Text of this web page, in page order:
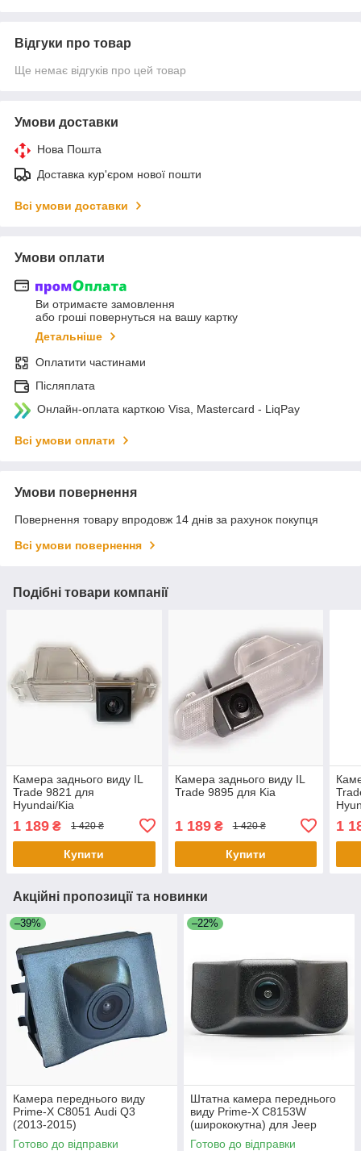
Відгуки про товар
Ще немає відгуків про цей товар
Умови доставки
Нова Пошта
Доставка кур'єром нової пошти
Всі умови доставки
Умови оплати
Ви отримаєте замовлення
або гроші повернуться на вашу картку
Детальніше
Оплатити частинами
Післяплата
Онлайн-оплата карткою Visa, Mastercard - LiqPay
Всі умови оплати
Умови повернення
Повернення товару впродовж 14 днів за рахунок покупця
Всі умови повернення
Подібні товари компанії
Камера заднього виду IL
Trade 9821 для
Hyundai/Kia
1 189 ₴ 1 420 ₴
Купити
Камера заднього виду IL
Trade 9895 для Kia
1 189₴ 1 420 ₴
Купити
1
Акційні пропозиції та новинки
–39%
Камера переднього виду
Prime-X С8051 Audi Q3
(2013-2015)
Готово до відправки
–22%
Штатна камера переднього
виду Prime-X C8153W
(ширококутна) для Jeep
Cherokee 2016-2018
Готово до відправки